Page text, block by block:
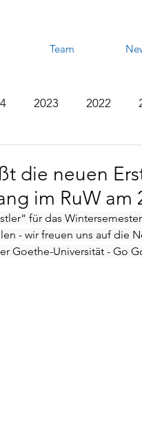
Team
2023 2022
die neuen
im RuW am
für das
- wir freuen uns auf die
Goethe-Universität - Go